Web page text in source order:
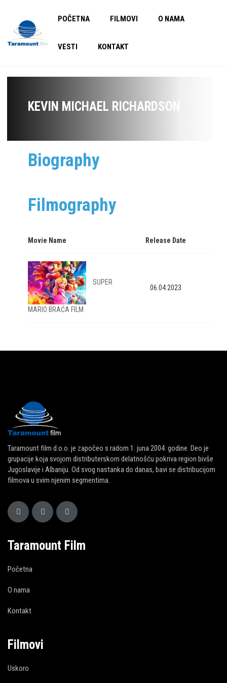
POČETNA FILMOVI O NAMA
VESTI KONTAKT
KEVIN MICHAEL RICHARDSON
Biography
Filmography
Movie Name Release Date
SUPER
MARIO BRAĆA FILM
06.04.2023
Taramount film d.o.o. je započeo s radom 1. juna 2004. godine. Deo je
grupacije koja svojom distributerskom delatnošću pokriva region bivše
Jugoslavije i Albaniju. Od svog nastanka do danas, bavi se distribucijom
filmova u svim njenim segmentima.
Taramount Film
Početna
O nama
Kontakt
Filmovi
Uskoro